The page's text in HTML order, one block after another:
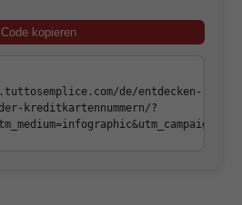
Code kopieren